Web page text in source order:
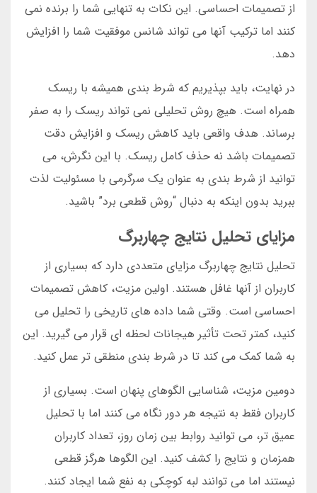
از تصمیمات احساسی. این نکات به تنهایی شما را برنده نمی
کنند اما ترکیب آنها می تواند شانس موفقیت شما را افزایش
دهد.
در نهایت، باید بپذیریم که شرط بندی همیشه با ریسک
همراه است. هیچ روش تحلیلی نمی تواند ریسک را به صفر
برساند. هدف واقعی باید کاهش ریسک و افزایش دقت
تصمیمات باشد نه حذف کامل ریسک. با این نگرش، می
توانید از شرط بندی به عنوان یک سرگرمی با مسئولیت لذت
ببرید بدون اینکه به دنبال “روش قطعی برد” باشید.
مزایای تحلیل نتایج چهاربرگ
تحلیل نتایج چهاربرگ مزایای متعددی دارد که بسیاری از
کاربران از آنها غافل هستند. اولین مزیت، کاهش تصمیمات
احساسی است. وقتی شما داده های تاریخی را تحلیل می
کنید، کمتر تحت تأثیر هیجانات لحظه ای قرار می گیرید. این
به شما کمک می کند تا در شرط بندی منطقی تر عمل کنید.
دومین مزیت، شناسایی الگوهای پنهان است. بسیاری از
کاربران فقط به نتیجه هر دور نگاه می کنند اما با تحلیل
عمیق تر، می توانید روابط بین زمان روز، تعداد کاربران
همزمان و نتایج را کشف کنید. این الگوها هرگز قطعی
نیستند اما می توانند لبه کوچکی به نفع شما ایجاد کنند.